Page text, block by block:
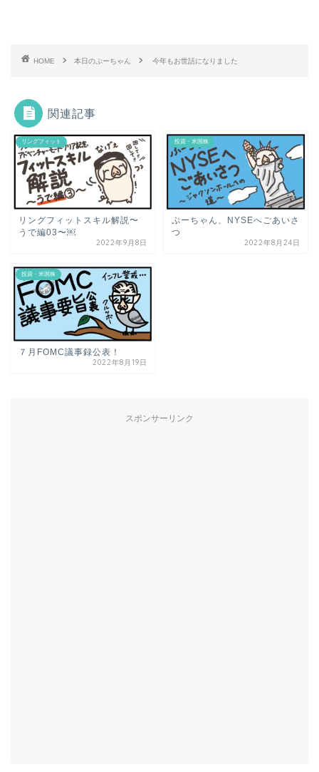
HOME 本日のぷーちゃん 今年もお世話になりました
関連記事
リングフィット
リングフィットスキル解説〜
うで編03〜￼
2022年9月8日
投資・米国株
ぷーちゃん、NYSEへごあいさ
つ
2022年8月24日
投資・米国株
７月FOMC議事録公表！
2022年8月19日
スポンサーリンク